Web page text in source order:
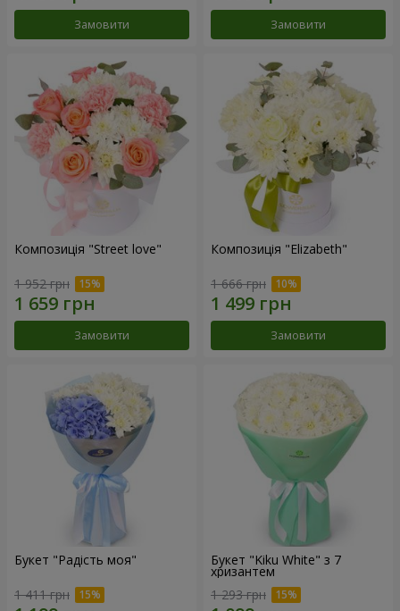
Замовити Замовити
Композиція "Street love"
1 952 грн
Замовити
Композиція "Elizabeth"
1 666 грн
Замовити
Букет "Радість моя"
1 411 грн
Букет "Kiku White" з 7
хризантем
1 293 грн